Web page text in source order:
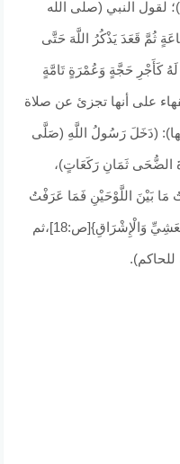
النبي (صلى الله
ثُمَّ قَعَدَ يَذْكُرُ اللَّهَ حَتَّى
كَأَجْرِ حَجَّةٍ وَعُمْرَةٍ تَامَّةٍ
على أنها تجزئ عن صلاة
(دَخَلَ رَسُولُ اللَّهِ (صَلَّى
الضُّحَى ثَمَانِ رَكَعَاتٍ)،
بَيْنَ اللَّوْحَيْنِ فَمَا عَرَفْتُ
صَلَاةَ الْإِشْرَاقِ إِلَّا السَّاعَةَ، {يُسَبِّحْنَ بِالْعَشِيِّ وَالْإِشْرَاقِ}[ص:18]،ثم